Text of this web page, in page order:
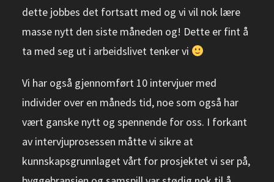
dette jobbes det fortsatt med og vi vil nok lære
masse nytt den siste måneden og! Dette er fint å
ta med seg ut i arbeidslivet tenker vi
Vi har også gjennomført 10 intervjuer med
individer over en måneds tid, noe som også har
vært ganske nytt og spennende for oss. I forkant
av intervjuprosessen måtte vi sikre at
kunnskapsgrunnlaget vårt for prosjektet vi ser på,